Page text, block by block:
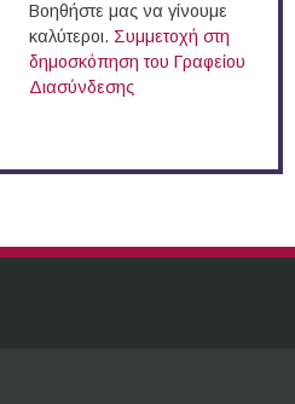
Βοηθήστε μας να γίνουμε
καλύτεροι. Συμμετοχή στη
δημοσκόπηση του Γραφείου
Διασύνδεσης